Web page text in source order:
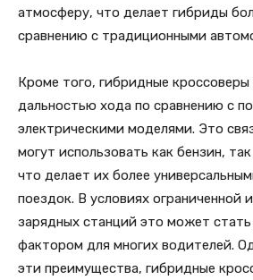
атмосферу, что делает гибриды
сравнению с традиционными
Кроме того, гибридные
дальностью хода по сравнению с
электрическими моделями. Это
могут использовать как бензин,
что делает их более
поездок. В условиях ограниченной
зарядных станций это может
фактором для многих водителей.
эти преимущества, гибридные